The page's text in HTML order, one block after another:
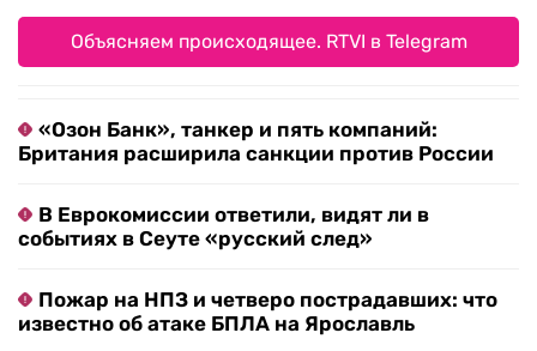
Объясняем происходящее. RTVI в Telegram
«Озон Банк», танкер и пять компаний:
Британия расширила санкции против России
В Еврокомиссии ответили, видят ли в
событиях в Сеуте «русский след»
Пожар на НПЗ и четверо пострадавших: что
известно об атаке БПЛА на Ярославль